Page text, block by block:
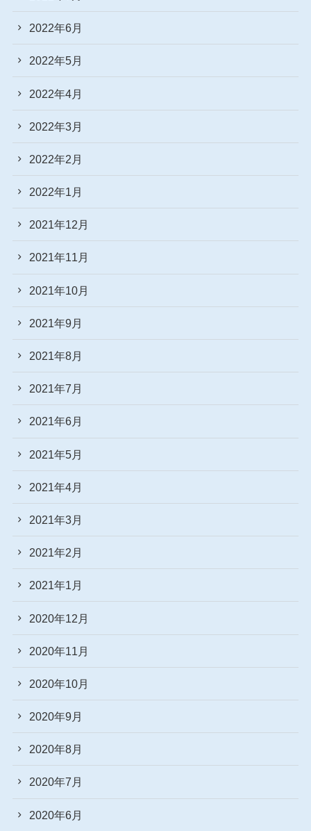
2022年6月
2022年5月
2022年4月
2022年3月
2022年2月
2022年1月
2021年12月
2021年11月
2021年10月
2021年9月
2021年8月
2021年7月
2021年6月
2021年5月
2021年4月
2021年3月
2021年2月
2021年1月
2020年12月
2020年11月
2020年10月
2020年9月
2020年8月
2020年7月
2020年6月